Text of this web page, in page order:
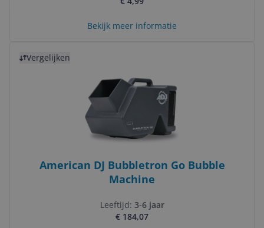
Bekijk meer informatie
Vergelijken
American DJ Bubbletron Go Bubble
Machine
Leeftijd: 3-6 jaar
€ 184,07